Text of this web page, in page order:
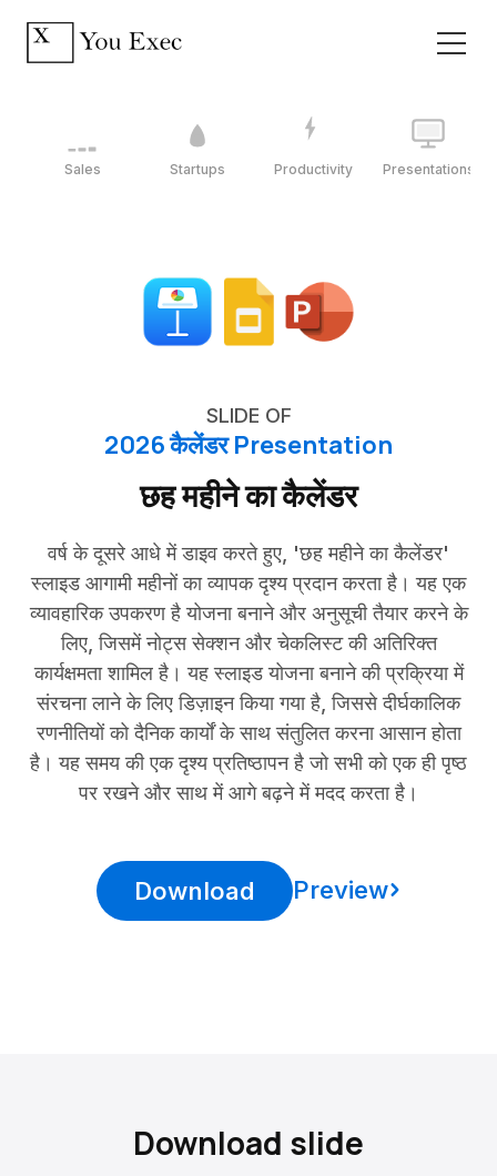
Sales Startups Productivity Presentations
SLIDE OF
2026 कैलेंडर Presentation
छह महीने का कैलेंडर
वर्ष के दूसरे आधे में डाइव करते हुए, 'छह महीने का कैलेंडर'
स्लाइड आगामी महीनों का व्यापक दृश्य प्रदान करता है। यह एक
व्यावहारिक उपकरण है योजना बनाने और अनुसूची तैयार करने के
लिए, जिसमें नोट्स सेक्शन और चेकलिस्ट की अतिरिक्त
कार्यक्षमता शामिल है। यह स्लाइड योजना बनाने की प्रक्रिया में
संरचना लाने के लिए डिज़ाइन किया गया है, जिससे दीर्घकालिक
रणनीतियों को दैनिक कार्यों के साथ संतुलित करना आसान होता
है। यह समय की एक दृश्य प्रतिष्ठापन है जो सभी को एक ही पृष्ठ
पर रखने और साथ में आगे बढ़ने में मदद करता है।
Download Preview
Download slide